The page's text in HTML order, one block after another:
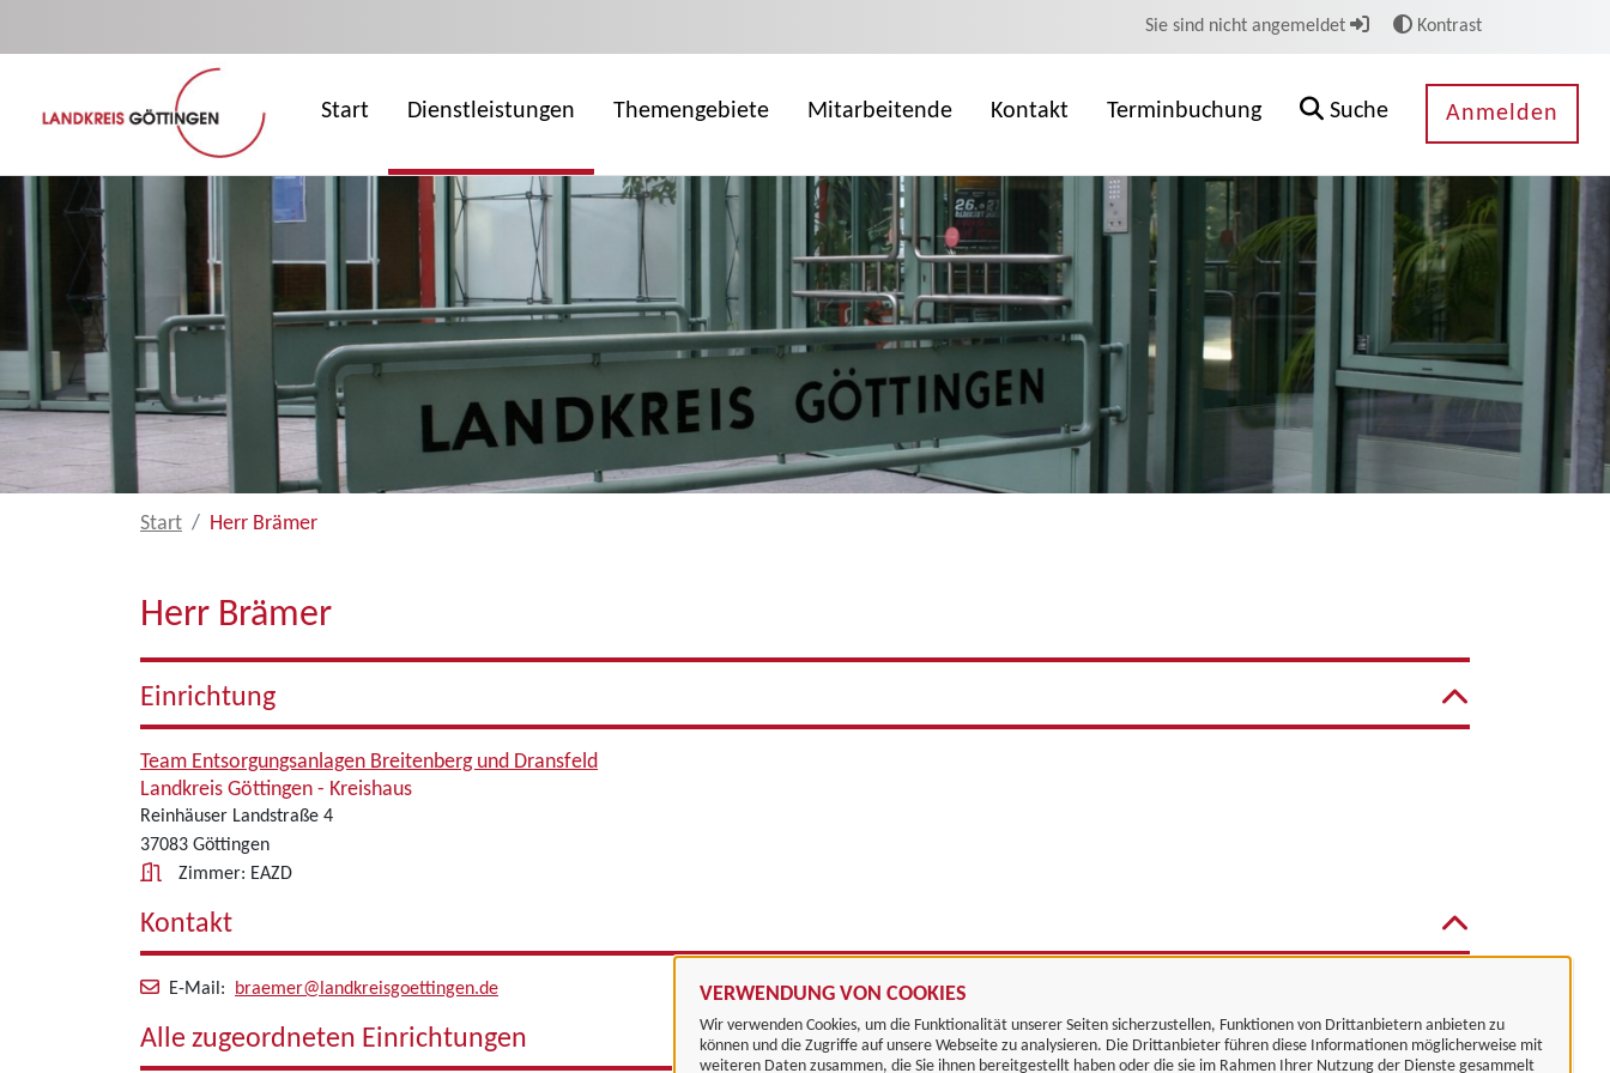
VERWENDUNG VON COOKIES
Wir verwenden Cookies, um die Funktionalität unserer Seiten sicherzustellen, Funktionen von Drittanbietern anbieten zu
können und die Zugriffe auf unsere Webseite zu analysieren. Die Drittanbieter führen diese Informationen möglicherweise mit
weiteren Daten zusammen, die Sie ihnen bereitgestellt haben oder die sie im Rahmen Ihrer Nutzung der Dienste gesammelt
Sie sind nicht angemeldet Kontrast
Start Dienstleistungen Themengebiete Mitarbeitende Kontakt Terminbuchung Suche Anmelden
Start Herr Brämer
Herr Brämer
Einrichtung
Team Entsorgungsanlagen Breitenberg und Dransfeld
Landkreis Göttingen - Kreishaus
Reinhäuser Landstraße 4
37083 Göttingen
Zimmer: EAZD
Kontakt
E-Mail: braemer@landkreisgoettingen.de
Alle zugeordneten Einrichtungen